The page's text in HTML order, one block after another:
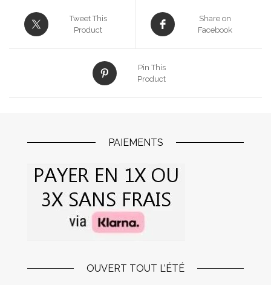
Tweet This
Product
Share on
Facebook
Pin This
Product
PAIEMENTS
OUVERT TOUT L’ÉTÉ